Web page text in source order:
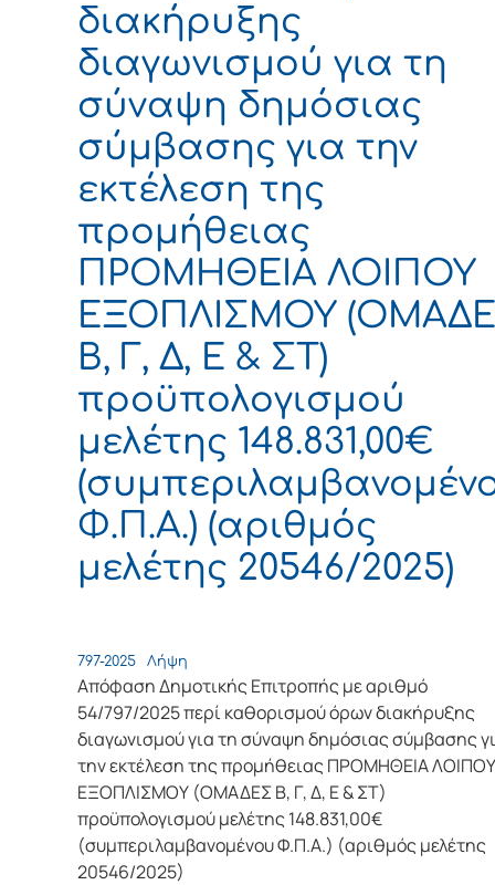
διακήρυξης
διαγωνισμού για τη
σύναψη δημόσιας
σύμβασης για την
εκτέλεση της
προμήθειας
ΠΡΟΜΗΘΕΙΑ ΛΟΙΠΟΥ
ΕΞΟΠΛΙΣΜΟΥ
Β, Γ, Δ, Ε & ΣΤ)
προϋπολογισμού
μελέτης 148.831,00€
Φ.Π.Α.) (αριθμός
μελέτης 20546/2025)
797-2025 Λήψη
Απόφαση Δημοτικής Επιτροπής με αριθμό
54/797/2025 περί καθορισμού όρων διακήρυξης
διαγωνισμού για τη σύναψη δημόσιας σύμβασης
την εκτέλεση της προμήθειας ΠΡΟΜΗΘΕΙΑ ΛΟΙΠΟΥ
ΕΞΟΠΛΙΣΜΟΥ (ΟΜΑΔΕΣ Β, Γ, Δ, Ε & ΣΤ)
προϋπολογισμού μελέτης 148.831,00€
(συμπεριλαμβανομένου Φ.Π.Α.) (αριθμός μελέτης
20546/2025)